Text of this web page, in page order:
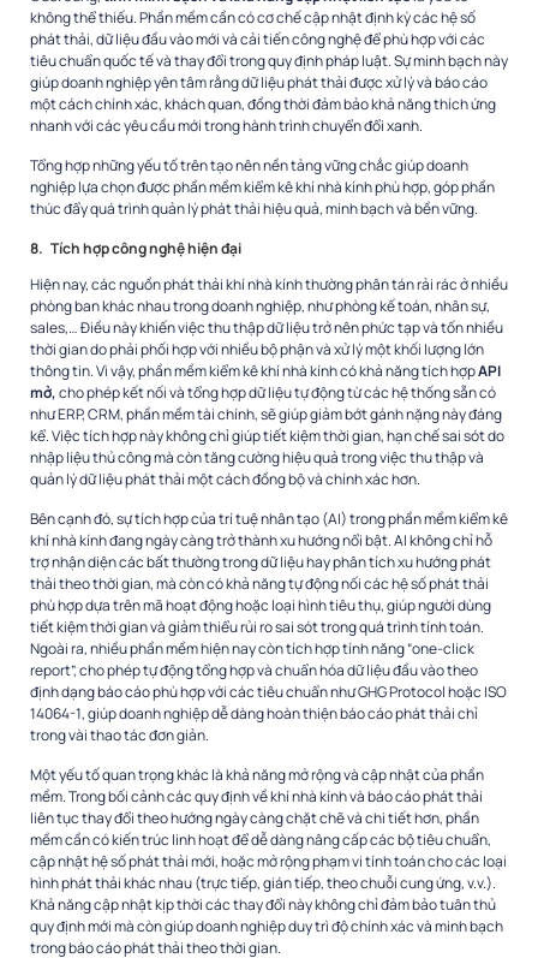
không thể thiếu. Phần mềm cần có cơ chế cập nhật định kỳ các hệ số
phát thải, dữ liệu đầu vào mới và cải tiến công nghệ để phù hợp với các
tiêu chuẩn quốc tế và thay đổi trong quy định pháp luật. Sự minh bạch này
giúp doanh nghiệp yên tâm rằng dữ liệu phát thải được xử lý và báo cáo
một cách chính xác, khách quan, đồng thời đảm bảo khả năng thích ứng
nhanh với các yêu cầu mới trong hành trình chuyển đổi xanh.
Tổng hợp những yếu tố trên tạo nên nền tảng vững chắc giúp doanh
nghiệp lựa chọn được phần mềm kiểm kê khí nhà kính phù hợp, góp phần
thúc đẩy quá trình quản lý phát thải hiệu quả, minh bạch và bền vững.
8. Tích hợp công nghệ hiện đại
Hiện nay, các nguồn phát thải khí nhà kính thường phân tán rải rác ở nhiều
phòng ban khác nhau trong doanh nghiệp, như phòng kế toán, nhân sự,
sales,… Điều này khiến việc thu thập dữ liệu trở nên phức tạp và tốn nhiều
thời gian do phải phối hợp với nhiều bộ phận và xử lý một khối lượng lớn
thông tin. Vì vậy, phần mềm kiểm kê khí nhà kính có khả năng tích hợpAPI
mở,cho phép kết nối và tổng hợp dữ liệu tự động từ các hệ thống sẵn có
như ERP, CRM, phần mềm tài chính, sẽ giúp giảm bớt gánh nặng này đáng
kể. Việc tích hợp này không chỉ giúp tiết kiệm thời gian, hạn chế sai sót do
nhập liệu thủ công mà còn tăng cường hiệu quả trong việc thu thập và
quản lý dữ liệu phát thải một cách đồng bộ và chính xác hơn.
Bên cạnh đó, sự tích hợp của trí tuệ nhân tạo (AI) trong phần mềm kiểm kê
khí nhà kính đang ngày càng trở thành xu hướng nổi bật. AI không chỉ hỗ
trợ nhận diện các bất thường trong dữ liệu hay phân tích xu hướng phát
thải theo thời gian, mà còn có khả năng tự động nối các hệ số phát thải
phù hợp dựa trên mã hoạt động hoặc loại hình tiêu thụ, giúp người dùng
tiết kiệm thời gian và giảm thiểu rủi ro sai sót trong quá trình tính toán.
Ngoài ra, nhiều phần mềm hiện nay còn tích hợp tính năng “one-click
report”, cho phép tự động tổng hợp và chuẩn hóa dữ liệu đầu vào theo
định dạng báo cáo phù hợp với các tiêu chuẩn như GHG Protocol hoặc ISO
14064-1, giúp doanh nghiệp dễ dàng hoàn thiện báo cáo phát thải chỉ
trong vài thao tác đơn giản.
Một yếu tố quan trọng khác là khả năng mở rộng và cập nhật của phần
mềm. Trong bối cảnh các quy định về khí nhà kính và báo cáo phát thải
liên tục thay đổi theo hướng ngày càng chặt chẽ và chi tiết hơn, phần
mềm cần có kiến trúc linh hoạt để dễ dàng nâng cấp các bộ tiêu chuẩn,
cập nhật hệ số phát thải mới, hoặc mở rộng phạm vi tính toán cho các loại
hình phát thải khác nhau (trực tiếp, gián tiếp, theo chuỗi cung ứng, v.v.).
Khả năng cập nhật kịp thời các thay đổi này không chỉ đảm bảo tuân thủ
quy định mới mà còn giúp doanh nghiệp duy trì độ chính xác và minh bạch
trong báo cáo phát thải theo thời gian.